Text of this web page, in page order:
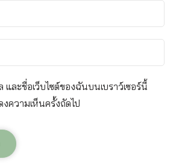
และชื่อเว็บไซต์ของฉันบนเบราว์เซอร์นี้
ความเห็นครั้งถัดไป